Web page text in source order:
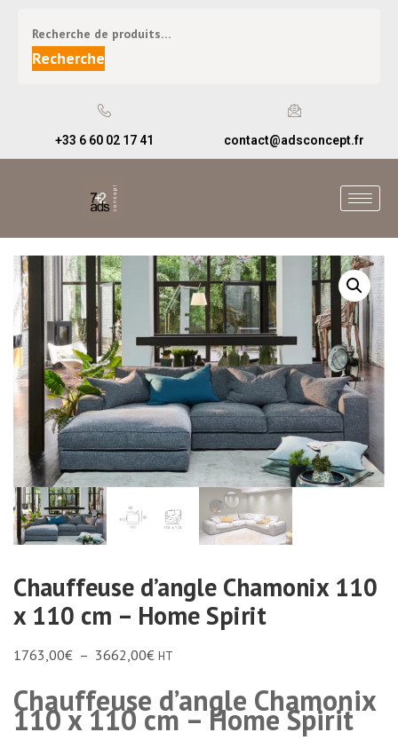
Recherche
+33 6 60 02 17 41 contact@adsconcept.fr
Chauffeuse d’angle Chamonix 110
x 110 cm – Home Spirit
1763,00€ – 3662,00€ HT
Chauffeuse d’angle Chamonix
110 x 110 cm – Home Spirit